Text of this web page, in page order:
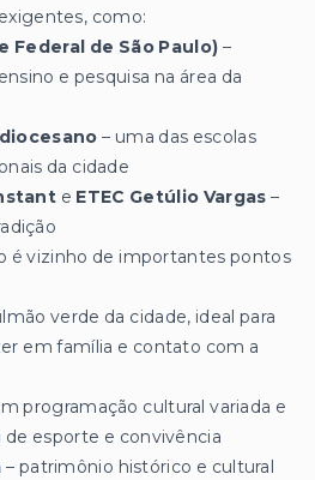
como:
Federal de São Paulo) –
e pesquisa na área da
– uma das escolas
da cidade
e ETEC Getúlio Vargas –
é vizinho de importantes pontos
verde da cidade, ideal para
em família e contato com a
programação cultural variada e
esporte e convivência
– patrimônio histórico e cultural